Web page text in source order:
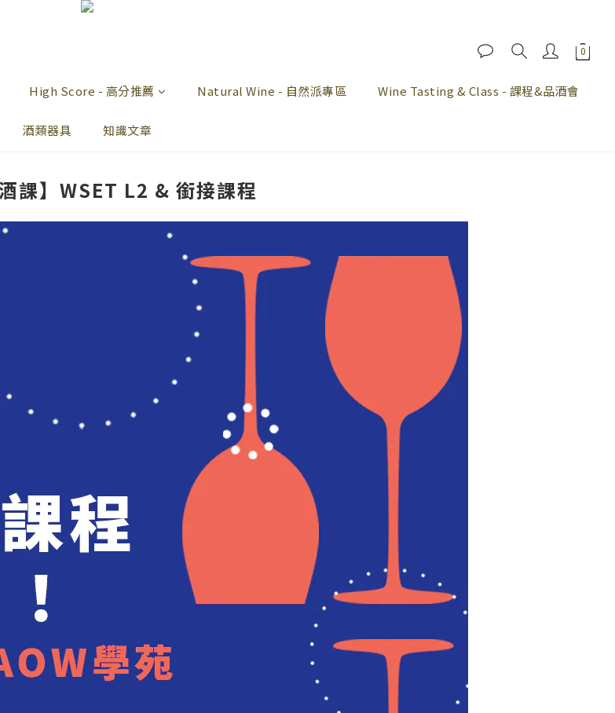
High Score - 高分推薦 Natural Wine - 自然派專區 Wine Tasting & Class - 課程&品酒會
酒類器具 知識文章
酒課】WSET L2 & 銜接課程